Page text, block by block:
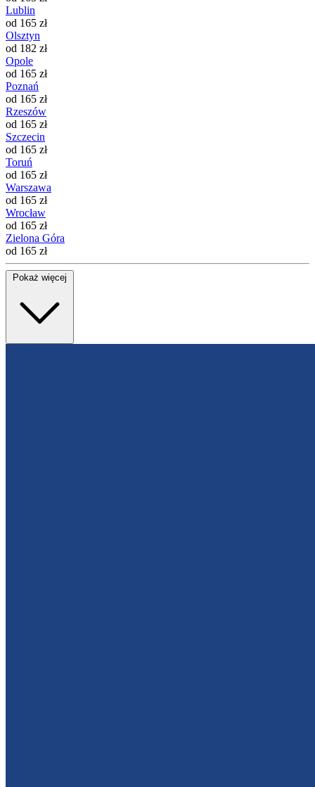
Lublin
od 165 zł
Olsztyn
od 182 zł
Opole
od 165 zł
Poznań
od 165 zł
Rzeszów
od 165 zł
Szczecin
od 165 zł
Toruń
od 165 zł
Warszawa
od 165 zł
Wrocław
od 165 zł
Zielona Góra
od 165 zł